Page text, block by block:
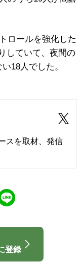
ロールを強化した
していて、夜間の
18人でした。
スを取材、発信
登録